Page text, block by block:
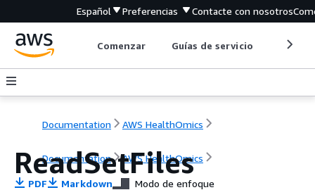
Español Preferencias Contacte con nosotros
Comenzar Guías de servicio
Documentation AWS HealthOmics
Documentation AWS HealthOmics
ReadSetFiles
PDF Markdown Modo de enfoque